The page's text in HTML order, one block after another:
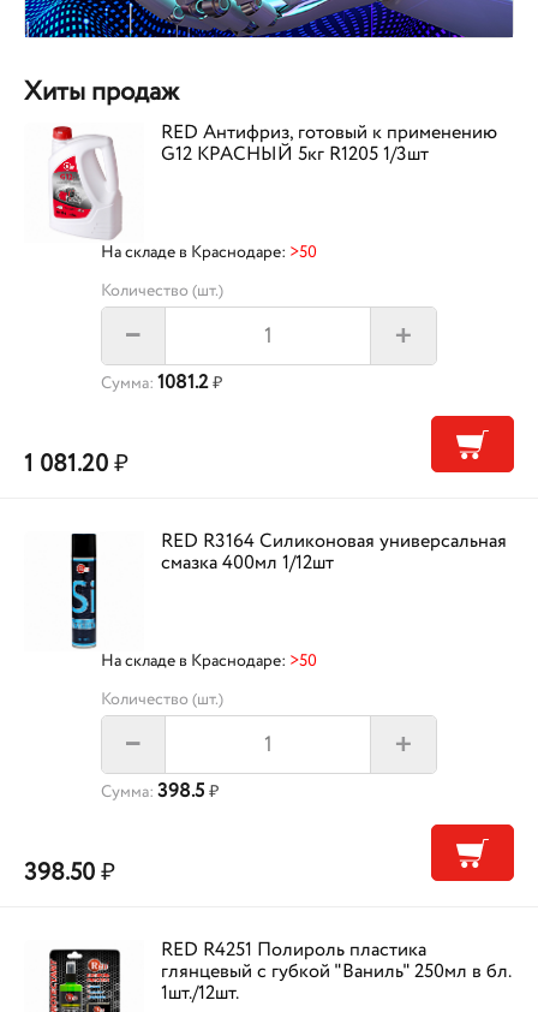
Хиты продаж
RED Антифриз, готовый к применению
G12 КРАСНЫЙ 5кг R1205 1/3шт
На складе в Краснодаре: >50
Количество (шт.)
– +
Сумма: 1081.2₽
1 081.20₽
RED R3164 Силиконовая универсальная
смазка 400мл 1/12шт
На складе в Краснодаре: >50
Количество (шт.)
– +
Сумма: 398.5 ₽
398.50₽
RED R4251 Полироль пластика
глянцевый с губкой "Ваниль" 250мл в бл.
1шт./12шт.